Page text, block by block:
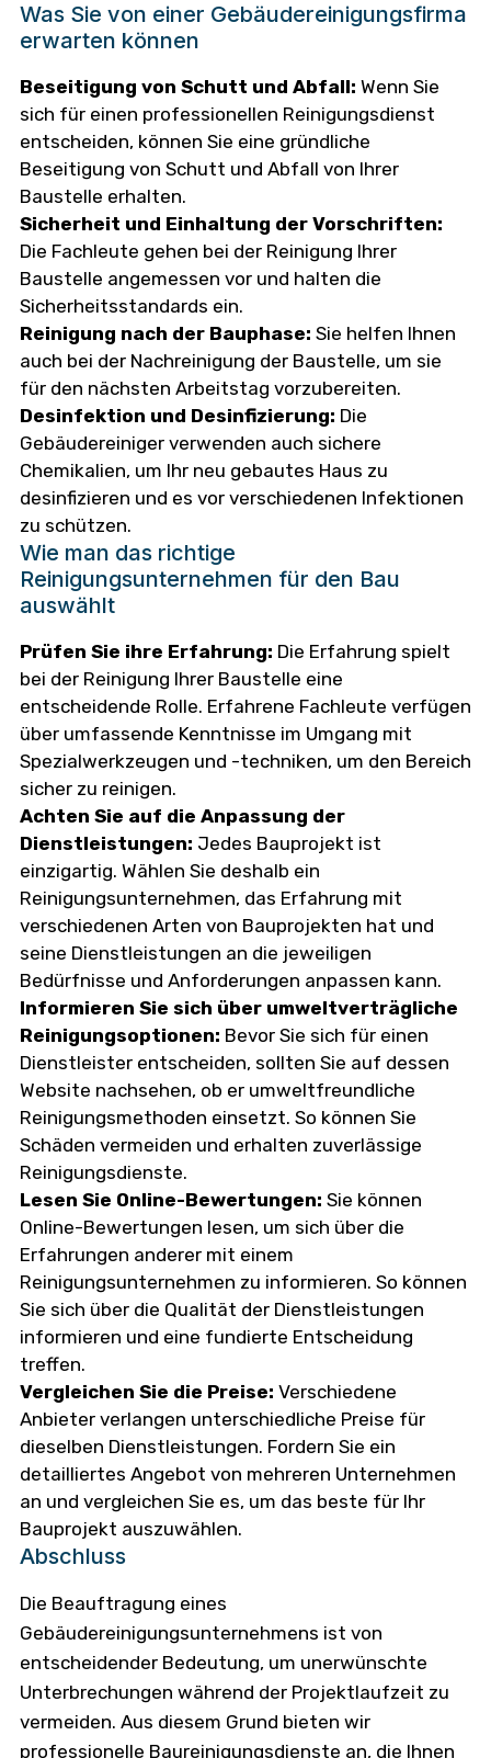
Was Sie von einer Gebäudereinigungsfirma
erwarten können
Beseitigung von Schutt und Abfall: Wenn Sie
sich für einen professionellen Reinigungsdienst
entscheiden, können Sie eine gründliche
Beseitigung von Schutt und Abfall von Ihrer
Baustelle erhalten.
Sicherheit und Einhaltung der Vorschriften:
Die Fachleute gehen bei der Reinigung Ihrer
Baustelle angemessen vor und halten die
Sicherheitsstandards ein.
Reinigung nach der Bauphase: Sie helfen Ihnen
auch bei der Nachreinigung der Baustelle, um sie
für den nächsten Arbeitstag vorzubereiten.
Desinfektion und Desinfizierung: Die
Gebäudereiniger verwenden auch sichere
Chemikalien, um Ihr neu gebautes Haus zu
desinfizieren und es vor verschiedenen Infektionen
zu schützen.
Wie man das richtige
Reinigungsunternehmen für den Bau
auswählt
Prüfen Sie ihre Erfahrung: Die Erfahrung spielt
bei der Reinigung Ihrer Baustelle eine
entscheidende Rolle. Erfahrene Fachleute verfügen
über umfassende Kenntnisse im Umgang mit
Spezialwerkzeugen und -techniken, um den Bereich
sicher zu reinigen.
Achten Sie auf die Anpassung der
Dienstleistungen: Jedes Bauprojekt ist
einzigartig. Wählen Sie deshalb ein
Reinigungsunternehmen, das Erfahrung mit
verschiedenen Arten von Bauprojekten hat und
seine Dienstleistungen an die jeweiligen
Bedürfnisse und Anforderungen anpassen kann.
Informieren Sie sich über umweltverträgliche
Reinigungsoptionen: Bevor Sie sich für einen
Dienstleister entscheiden, sollten Sie auf dessen
Website nachsehen, ob er umweltfreundliche
Reinigungsmethoden einsetzt. So können Sie
Schäden vermeiden und erhalten zuverlässige
Reinigungsdienste.
Lesen Sie Online-Bewertungen: Sie können
Online-Bewertungen lesen, um sich über die
Erfahrungen anderer mit einem
Reinigungsunternehmen zu informieren. So können
Sie sich über die Qualität der Dienstleistungen
informieren und eine fundierte Entscheidung
treffen.
Vergleichen Sie die Preise: Verschiedene
Anbieter verlangen unterschiedliche Preise für
dieselben Dienstleistungen. Fordern Sie ein
detailliertes Angebot von mehreren Unternehmen
an und vergleichen Sie es, um das beste für Ihr
Bauprojekt auszuwählen.
Abschluss
Die Beauftragung eines
Gebäudereinigungsunternehmens ist von
entscheidender Bedeutung, um unerwünschte
Unterbrechungen während der Projektlaufzeit zu
vermeiden. Aus diesem Grund bieten wir
professionelle Baureinigungsdienste an, die Ihnen